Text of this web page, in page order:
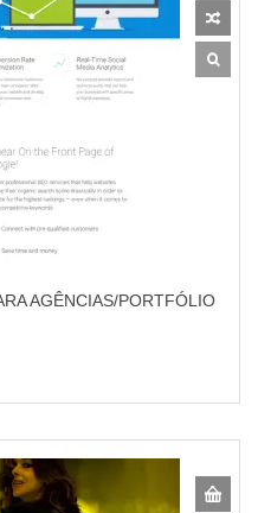
AGÊNCIAS/PORTFÓLIO